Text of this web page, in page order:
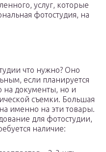
услуг, которые
фотостудия, на
что нужно? Оно
если планируется
на документы, но и
съемки. Большая
именно на эти товары.
для фотостудии,
наличие: